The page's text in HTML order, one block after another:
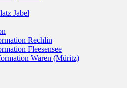
Jabel
Rechlin
Fleesensee
Waren (Müritz)